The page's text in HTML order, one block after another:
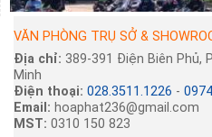
VĂN PHÒNG TRỤ SỞ &
Địa chỉ: 389-391 Điện Biên Phủ,
Minh
Điện thoại: 028.3511.1226 -
Email: hoaphat236@gmail.com
MST: 0310 150 823